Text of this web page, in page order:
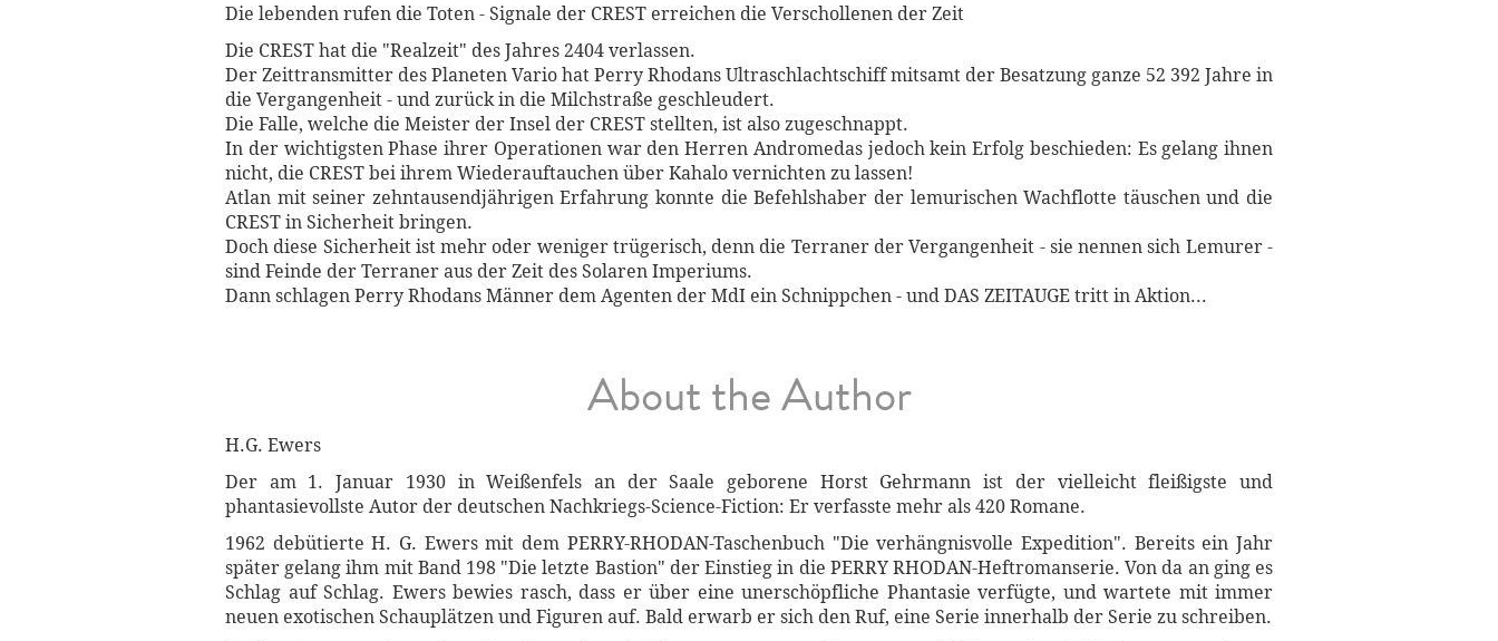
Die lebenden rufen die Toten - Signale der CREST erreichen die Verschollenen der Zeit
Die CREST hat die "Realzeit" des Jahres 2404 verlassen.
Der Zeittransmitter des Planeten Vario hat Perry Rhodans Ultraschlachtschiff mitsamt der Besatzung ganze 52 392 Jahre in
die Vergangenheit - und zurück in die Milchstraße geschleudert.
Die Falle, welche die Meister der Insel der CREST stellten, ist also zugeschnappt.
In der wichtigsten Phase ihrer Operationen war den Herren Andromedas jedoch kein Erfolg beschieden: Es gelang ihnen
nicht, die CREST bei ihrem Wiederauftauchen über Kahalo vernichten zu lassen!
Atlan mit seiner zehntausendjährigen Erfahrung konnte die Befehlshaber der lemurischen Wachflotte täuschen und die
CREST in Sicherheit bringen.
Doch diese Sicherheit ist mehr oder weniger trügerisch, denn die Terraner der Vergangenheit - sie nennen sich Lemurer -
sind Feinde der Terraner aus der Zeit des Solaren Imperiums.
Dann schlagen Perry Rhodans Männer dem Agenten der MdI ein Schnippchen - und DAS ZEITAUGE tritt in Aktion...
About the Author
H.G. Ewers
Der am 1. Januar 1930 in Weißenfels an der Saale geborene Horst Gehrmann ist der vielleicht fleißigste und
phantasievollste Autor der deutschen Nachkriegs-Science-Fiction: Er verfasste mehr als 420 Romane.
1962 debütierte H. G. Ewers mit dem PERRY-RHODAN-Taschenbuch "Die verhängnisvolle Expedition". Bereits ein Jahr
später gelang ihm mit Band 198 "Die letzte Bastion" der Einstieg in die PERRY RHODAN-Heftromanserie. Von da an ging es
Schlag auf Schlag. Ewers bewies rasch, dass er über eine unerschöpfliche Phantasie verfügte, und wartete mit immer
neuen exotischen Schauplätzen und Figuren auf. Bald erwarb er sich den Ruf, eine Serie innerhalb der Serie zu schreiben.